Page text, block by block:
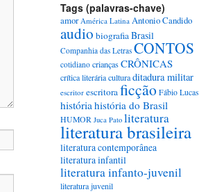
Tags (palavras-chave)
amor América Latina Antonio Candido
audio biografiaBrasil
Companhia das Letras CONTOS
cotidiano criançasCRÔNICAS
crítica literáriaculturaditadura militar
escritor escritoraficção Fábio Lucas
históriahistória do Brasil
HUMOR Juca Pato literatura
literatura brasileira
literatura contemporânea
literatura infantil
literatura infanto-juvenil
literatura juvenil